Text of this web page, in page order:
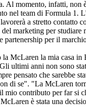
Al momento, infatti, non
nel team di Formula 1.
a stretto contatto
marketing per studiare
partenership per il
la McLaren la mia casa in
ultimi anni non sono
pensato che sarebbe
di se". "La McLaren
mio contributo per far si
è stata una